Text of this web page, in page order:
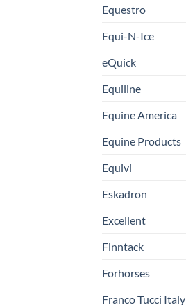
Equestro
Equi-N-Ice
eQuick
Equiline
Equine America
Equine Products
Equivi
Eskadron
Excellent
Finntack
Forhorses
Franco Tucci Italy